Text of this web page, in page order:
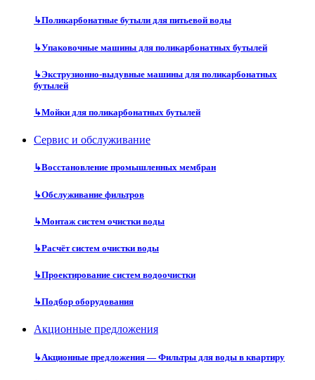
↳Поликарбонатные бутыли для питьевой воды
↳Упаковочные машины для поликарбонатных бутылей
↳Экструзионно-выдувные машины для поликарбонатных
бутылей
↳Мойки для поликарбонатных бутылей
Сервис и обслуживание
↳Восстановление промышленных мембран
↳Обслуживание фильтров
↳Монтаж систем очистки воды
↳Расчёт систем очистки воды
↳Проектирование систем водоочистки
↳Подбор оборудования
Акционные предложения
↳Акционные предложения — Фильтры для воды в квартиру